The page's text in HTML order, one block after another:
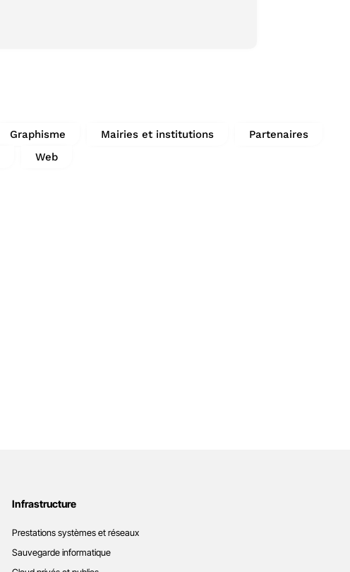
Graphisme Mairies et institutions
Partenaires
Web
Infrastructure
Prestations systèmes et réseaux
Sauvegarde informatique